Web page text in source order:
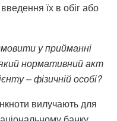
їх в обіг або
у прийманні
нормативний акт
– фізичній особі?
вилучають для